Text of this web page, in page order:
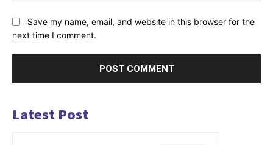
Save my name, email, and website in this browser for the
next time I comment.
Latest Post